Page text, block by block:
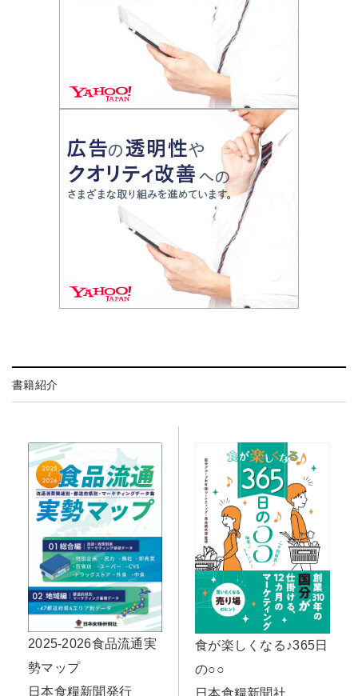
書籍紹介
2025-2026食品流通実
勢マップ
日本食糧新聞発行
食が楽しくなる♪365日
の○○
日本食糧新聞社